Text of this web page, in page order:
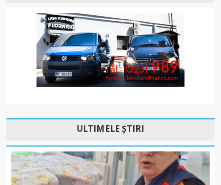
ULTIMELE ȘTIRI